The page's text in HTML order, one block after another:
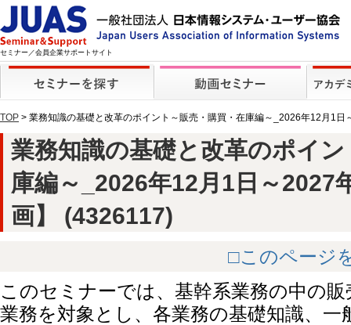
セミナー／会員企業サポートサイト
TOP > 業務知識の基礎と改革のポイント～販売・購買・在庫編～_2026年12月1日
業務知識の基礎と改革のポイ
庫編～_2026年12月1日～2027
画】 (4326117)
□このページ
このセミナーでは、基幹系業務の中の
業務を対象とし、各業務の基礎知識、